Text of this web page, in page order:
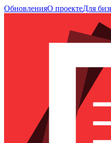
ОбновленияО проектеДля